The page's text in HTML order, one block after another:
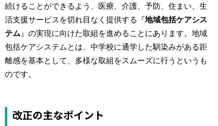
続けることができるよう、医療、介護、予防、住まい、生
活支援サービスを切れ目なく提供する『地域包括ケアシス
テム 』の実現に向けた取組を進めることにあります。地域
包括ケアシステムとは、中学校に通学した馴染みがある距
離感を基本として、多様な取組をスムーズに行うというも
のです。
改正の主なポイント